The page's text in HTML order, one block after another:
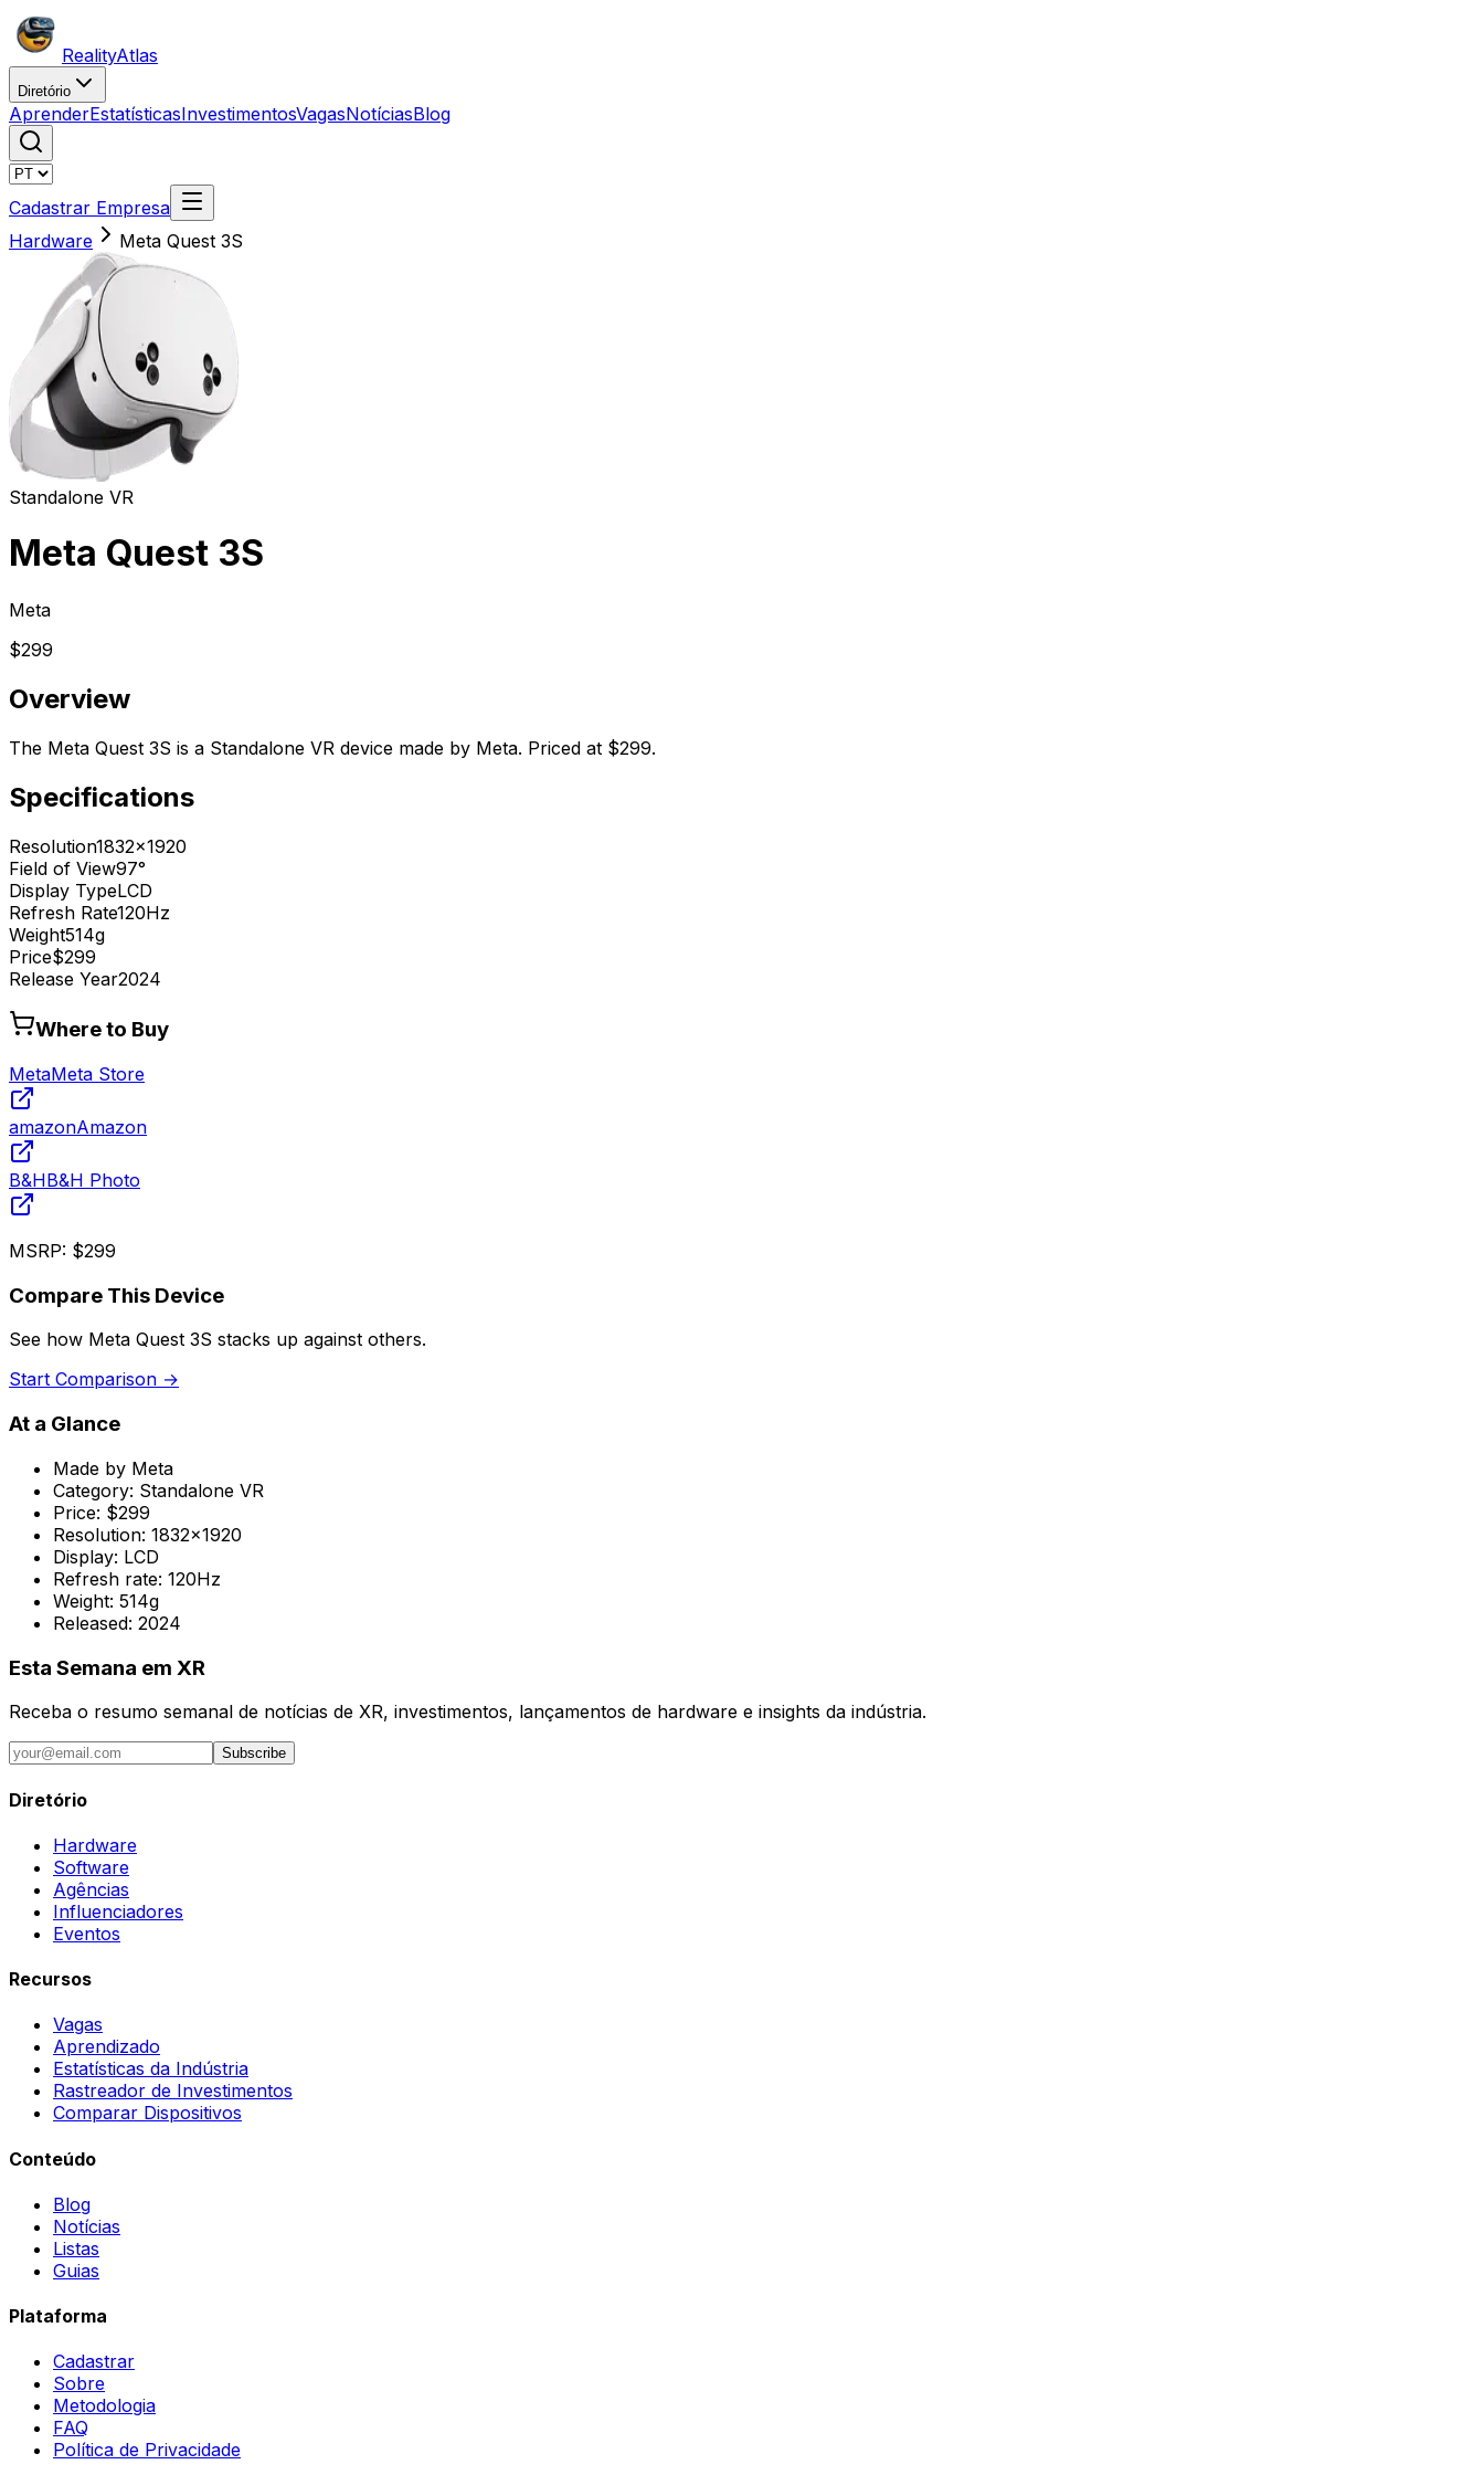
RealityAtlas
Diretório
AprenderEstatísticasInvestimentosVagasNotíciasBlog
Cadastrar Empresa
Hardware
Meta Quest 3S
Standalone VR
Meta Quest 3S
Meta
$299
Overview
The Meta Quest 3S is a Standalone VR device made by Meta. Priced at $299.
Specifications
Resolution1832x1920
Field of View97°
Display TypeLCD
Refresh Rate120Hz
Weight514g
Price$299
Release Year2024
Where to Buy
MetaMeta Store
amazonAmazon
B&HB&H Photo
MSRP: $299
Compare This Device
See how Meta Quest 3S stacks up against others.
Start Comparison →
At a Glance
Made by Meta
Category: Standalone VR
Price: $299
Resolution: 1832x1920
Display: LCD
Refresh rate: 120Hz
Weight: 514g
Released: 2024
Esta Semana em XR
Receba o resumo semanal de notícias de XR, investimentos, lançamentos de hardware e insights da indústria.
Subscribe
Diretório
Hardware
Software
Agências
Influenciadores
Eventos
Recursos
Vagas
Aprendizado
Estatísticas da Indústria
Rastreador de Investimentos
Comparar Dispositivos
Conteúdo
Blog
Notícias
Listas
Guias
Plataforma
Cadastrar
Sobre
Metodologia
FAQ
Política de Privacidade